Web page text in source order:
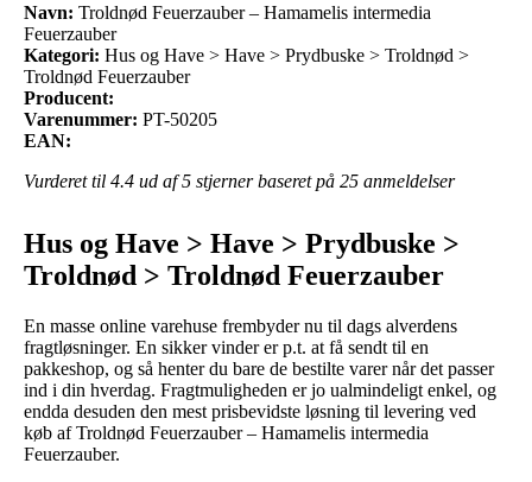
Navn: Troldnød Feuerzauber – Hamamelis intermedia
Feuerzauber
Kategori: Hus og Have > Have > Prydbuske > Troldnød >
Troldnød Feuerzauber
Producent:
Varenummer: PT-50205
EAN:
Vurderet til 4.4 ud af 5 stjerner baseret på 25 anmeldelser
Hus og Have > Have > Prydbuske >
Troldnød > Troldnød Feuerzauber
En masse online varehuse frembyder nu til dags alverdens
fragtløsninger. En sikker vinder er p.t. at få sendt til en
pakkeshop, og så henter du bare de bestilte varer når det passer
ind i din hverdag. Fragtmuligheden er jo ualmindeligt enkel, og
endda desuden den mest prisbevidste løsning til levering ved
køb af Troldnød Feuerzauber – Hamamelis intermedia
Feuerzauber.